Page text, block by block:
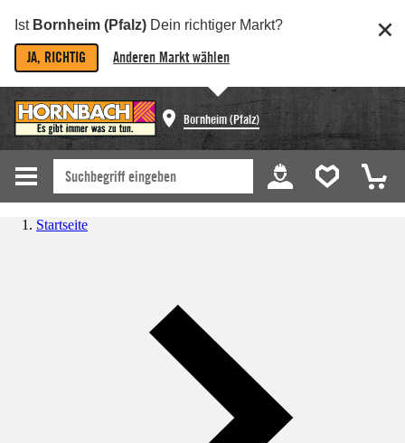
Ist Bornheim (Pfalz) Dein richtiger Markt?
JA, RICHTIG Anderen Markt wählen
Bornheim (Pfalz)
Startseite